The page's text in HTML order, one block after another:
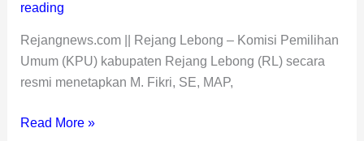
reading
Rejangnews.com || Rejang Lebong – Komisi Pemilihan
Umum (KPU) kabupaten Rejang Lebong (RL) secara
resmi menetapkan M. Fikri, SE, MAP,
Read More »